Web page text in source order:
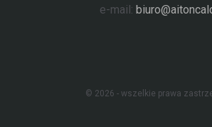
e-mail:
© 2026 - wszelkie prawa